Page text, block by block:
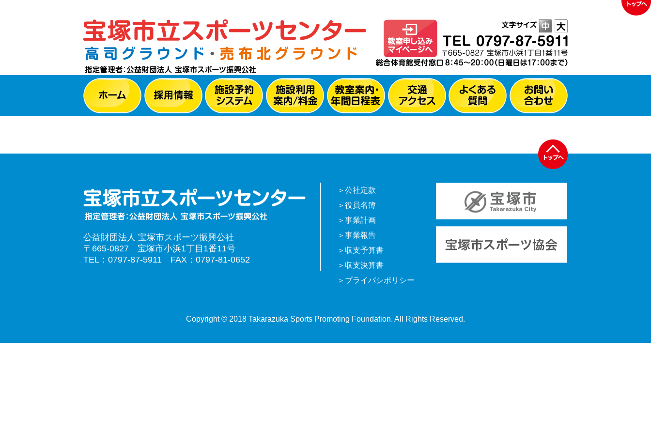
公益財団法人 宝塚市スポーツ振興公社
〒665-0827 宝塚市小浜1丁目1番11号
TEL：0797-87-5911 FAX：0797-81-0652
公社定款
役員名簿
事業計画
事業報告
収支予算書
収支決算書
プライバシポリシー
Copyright © 2018 Takarazuka Sports Promoting Foundation. All Rights Reserved.